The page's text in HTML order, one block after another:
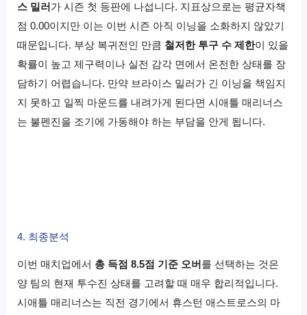
스 밀러 가 시즌 첫 등판에 나섭니다. 지표상으로는 평균자책
점 0.00이지만 이는 이번 시즌 아직 이닝을 소화하지 않았기
때문입니다. 부상 복귀전인 만큼 철저한 투구 수 제한이 있을
확률이 높고 제구력이나 실전 감각 면에서 온전한 상태를 장
담하기 어렵습니다. 만약 브라이스 밀러가 긴 이닝을 책임지
지 못하고 일찍 마운드를 내려가게 된다면 시애틀 매리너스
는 불펜진을 조기에 가동해야 하는 부담을 안게 됩니다.
4. 최종분석
이번 매치업에서 총 득점 8.5점 기준 오버 를 선택하는 것은
양 팀의 현재 투수진 상태를 고려할 때 매우 합리적입니다.
시애틀 매리너스는 직전 경기에서 휴스턴 애스트로스의 마